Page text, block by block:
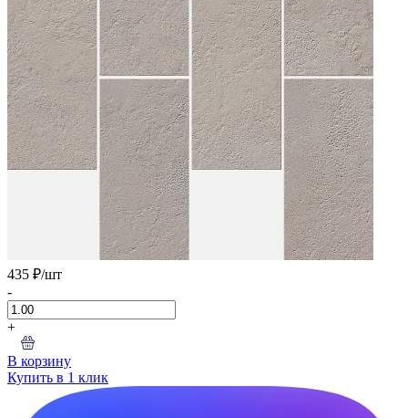
435 ₽/шт
-
+
В корзину
Купить в 1 клик